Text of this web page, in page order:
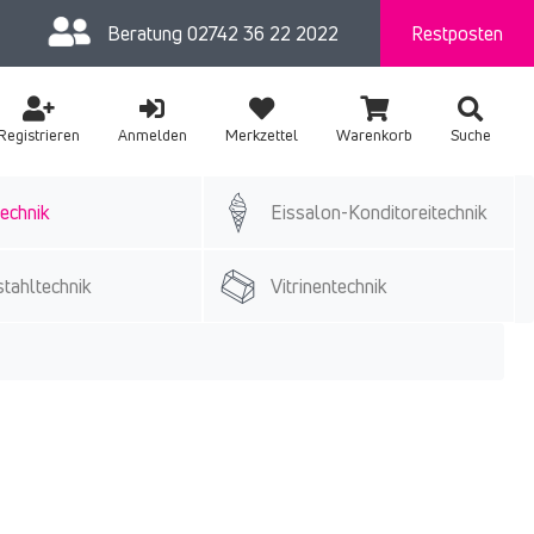
Beratung02742 36 22 2022 Restposten
Anmelden Merkzettel Warenkorb Suche
Eissalon-Konditoreitechnik
Vitrinentechnik